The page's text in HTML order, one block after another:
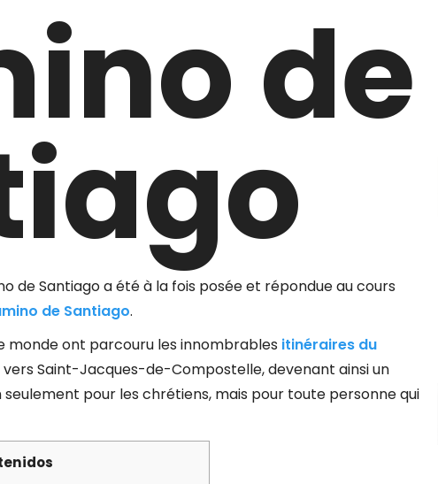
de
de Santiago a été à la fois posée et répondue au cours
de Santiago.
monde ont parcouru les innombrables itinéraires du
Saint-Jacques-de-Compostelle, devenant ainsi un
pour les chrétiens, mais pour toute personne qui